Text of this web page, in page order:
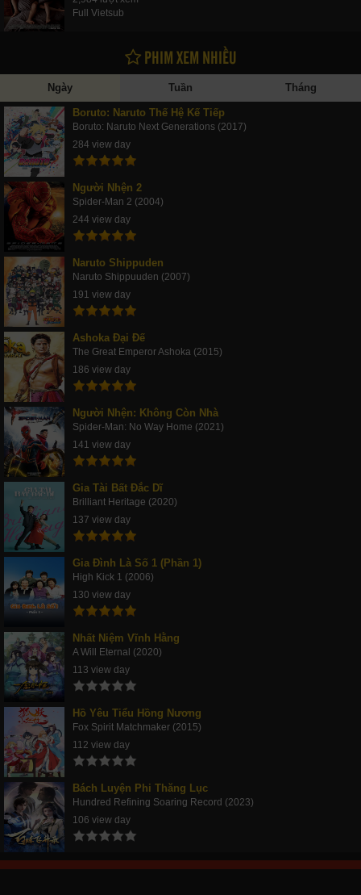
Full Vietsub
PHIM XEM NHIỀU
Ngày Tuần Tháng
Boruto: Naruto Thế Hệ Kế Tiếp
Boruto: Naruto Next Generations (2017)
284 view day
Người Nhện 2
Spider-Man 2 (2004)
244 view day
Naruto Shippuden
Naruto Shippuuden (2007)
191 view day
Ashoka Đại Đế
The Great Emperor Ashoka (2015)
186 view day
Người Nhện: Không Còn Nhà
Spider-Man: No Way Home (2021)
141 view day
Gia Tài Bất Đắc Dĩ
Brilliant Heritage (2020)
137 view day
Gia Đình Là Số 1 (Phần 1)
High Kick 1 (2006)
130 view day
Nhất Niệm Vĩnh Hằng
A Will Eternal (2020)
113 view day
Hồ Yêu Tiểu Hồng Nương
Fox Spirit Matchmaker (2015)
112 view day
Bách Luyện Phi Thăng Lục
Hundred Refining Soaring Record (2023)
106 view day